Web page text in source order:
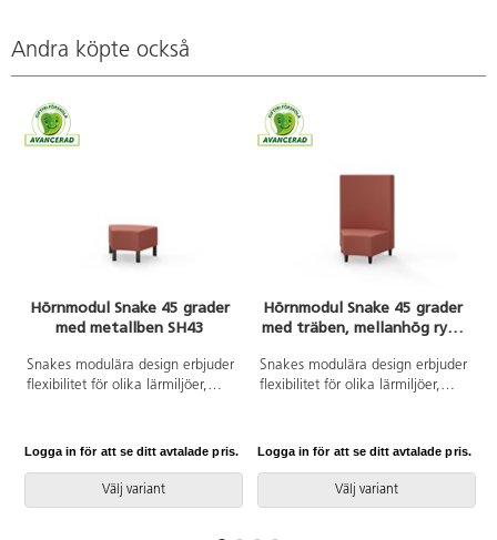
Andra köpte också
Hörnmodul Snake 45 grader
med metallben SH43
Snakes modulära design erbjuder
flexibilitet för olika lärmiljöer,
rygglösa modulerna tillåter
främjar samarbete och
interaktion. Med en robust
Logga in för att se ditt avtalade pris.
Välj variant
Hörnmodul Snake 45 grader
med träben, mellanhög rygg
Snakes modulära design erbjuder
flexibilitet för olika lärmiljöer,
robust trästomme och
både hållbarhet och komfort. De
konade benen i massiv bok tillför
Logga in för att se ditt avtalade pris.
Välj variant